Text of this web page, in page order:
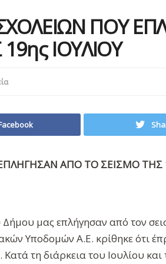
ΠΟΥ
ΙΟΥΛΙΟΥ
ΑΠΟ ΤΟ ΣΕΙΣΜΟ ΤΗΣ
μας επλήγησαν από τον
Υποδομών Α.Ε. κρίθηκε ότι
τη διάρκεια του Ιουλίου